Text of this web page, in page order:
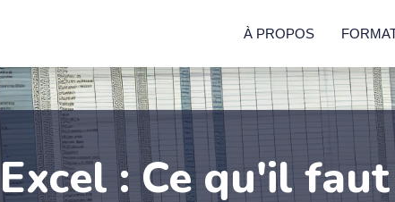
À PROPOS
Excel : Ce qu'il